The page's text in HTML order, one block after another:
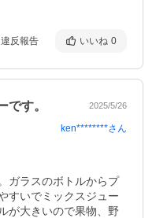
違反報告 いいね 0
です。 2025/5/26
ken********さん
ガラスのボトルからプ
すいでミックスジュー
が大きいので果物、野